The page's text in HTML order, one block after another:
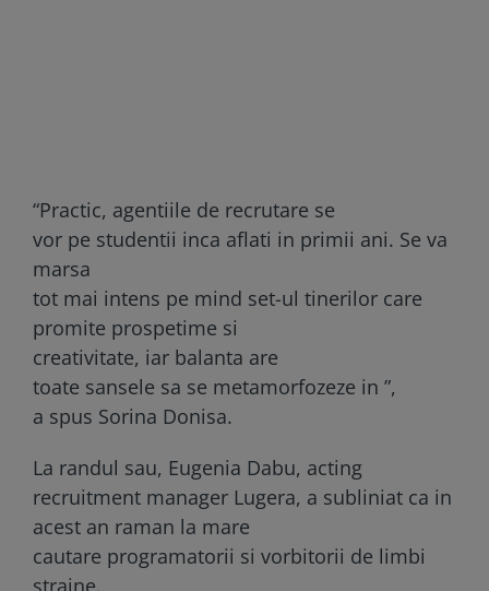
“Practic, agentiile de recrutare se
vor pe studentii inca aflati in primii ani. Se va
marsa
tot mai intens pe mind set-ul tinerilor care
promite prospetime si
creativitate, iar balanta are
toate sansele sa se metamorfozeze in ”,
a spus Sorina Donisa.
La randul sau, Eugenia Dabu, acting
recruitment manager Lugera, a subliniat ca in
acest an raman la mare
cautare programatorii si vorbitorii de limbi
straine.